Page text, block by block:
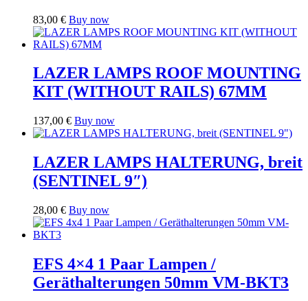
83,00 € Buy now
LAZER LAMPS ROOF MOUNTING
KIT (WITHOUT RAILS) 67MM
137,00 € Buy now
LAZER LAMPS HALTERUNG, breit
(SENTINEL 9″)
28,00 € Buy now
EFS 4×4 1 Paar Lampen /
Geräthalterungen 50mm VM-BKT3